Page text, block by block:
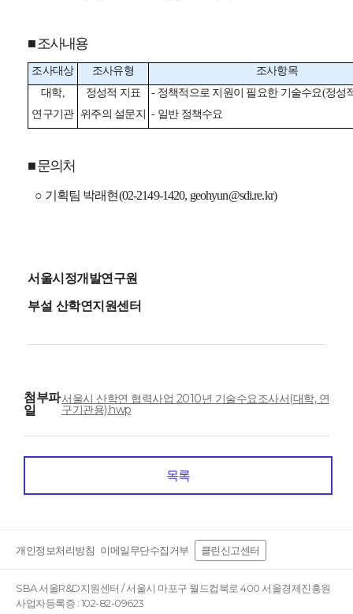
■ 조사내용
조사대상 조사유형
조사항목
대학,
연구기관
정성적 지표
위주의 설문지
- 정책적으로 지원이 필요한 기술수요(정성
- 일반 정책수요
■ 문의처
○ 기획팀 박래현(02-2149-1420, geohyun@sdi.re.kr)
서울시정개발연구원
부설 산학연지원센터
첨부파
일
서울시 산학연 협력사업 2010년 기술수요조사서(대학, 연
구기관용).hwp
목록
개인정보처리방침 이메일무단수집거부 클린신고센터
SBA 서울R&D지원센터 / 서울시 마포구 월드컵북로 400 서울경제진흥원
사업자등록증 : 102-82-09623